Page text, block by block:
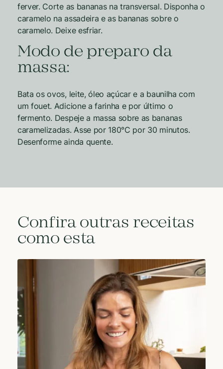
ferver. Corte as bananas na transversal. Disponha o
caramelo na assadeira e as bananas sobre o
caramelo. Deixe esfriar.
Modo de preparo da
massa:
Bata os ovos, leite, óleo açúcar e a baunilha com
um fouet. Adicione a farinha e por último o
fermento. Despeje a massa sobre as bananas
caramelizadas. Asse por 180°C por 30 minutos.
Desenforme ainda quente.
Confira outras receitas
como esta